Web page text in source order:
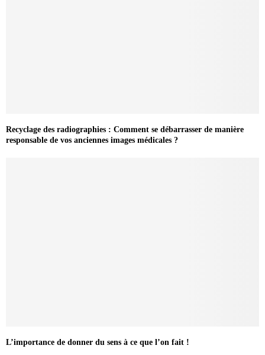
Recyclage des radiographies : Comment se débarrasser de manière
responsable de vos anciennes images médicales ?
L’importance de donner du sens à ce que l’on fait !